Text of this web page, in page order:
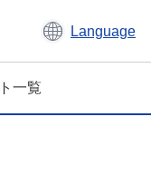
Language
一覧